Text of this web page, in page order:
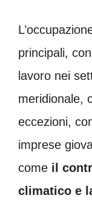
principali,
lavoro nei
meridionale,
eccezioni,
imprese
come il
climatico e